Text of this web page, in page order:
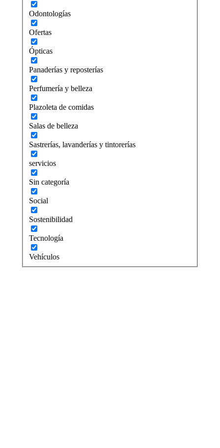
Odontologías
Ofertas
Ópticas
Panaderías y reposterías
Perfumería y belleza
Plazoleta de comidas
Salas de belleza
Sastrerías, lavanderías y tintorerías
servicios
Sin categoría
Social
Sostenibilidad
Tecnología
Vehículos